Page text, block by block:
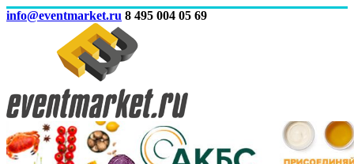
info@eventmarket.ru 8 495 004 05 69